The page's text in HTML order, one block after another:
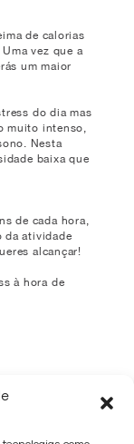
de calorias
vez que a
um maior
do dia mas
muito intenso,
Nesta
baixa que
de cada hora,
da atividade
alcançar!
à hora de